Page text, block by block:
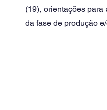
(19), orientações
da fase de produção